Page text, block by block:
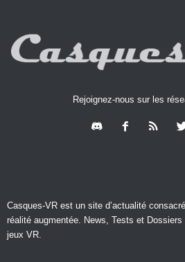
Rejoignez-nous sur les
Casques-VR est un site d’actualité
réalité augmentée. News, Tests et
jeux VR.